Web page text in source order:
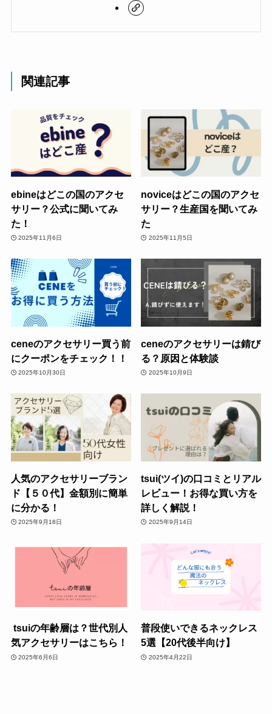
関連記事
ebineはどこの国のアクセ
サリー？公式に聞いてみ
た！
2025年11月6日
noviceはどこの国のアクセ
サリー？生産国を聞いてみ
た
2025年11月5日
ceneのアクセサリー買う前
にクーポンをチェック！！
2025年10月30日
ceneのアクセサリーは錆び
る？原因と体験談
2025年10月9日
人気のアクセサリーブラン
ド【５０代】金額別に簡単
に分かる！
2025年9月18日
tsui(ツイ)の口コミとリアル
レビュー！お得な買い方を
詳しく解説！
2025年9月14日
tsuiの年齢層は？世代別人
気アクセサリーはこちら！
2025年6月6日
普段使いできるネックレス
5選【20代後半向け】
2025年4月22日